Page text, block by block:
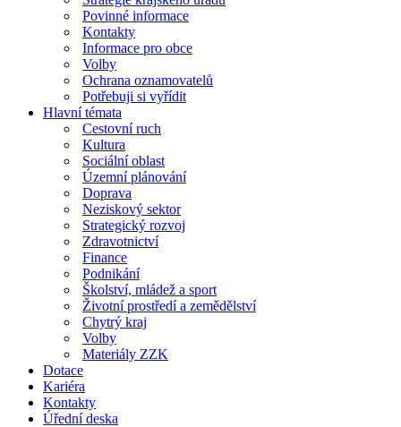
Povinné informace
Kontakty
Informace pro obce
Volby
Ochrana oznamovatelů
Potřebuji si vyřídit
Hlavní témata
Cestovní ruch
Kultura
Sociální oblast
Územní plánování
Doprava
Neziskový sektor
Strategický rozvoj
Zdravotnictví
Finance
Podnikání
Školství, mládež a sport
Životní prostředí a zemědělství
Chytrý kraj
Volby
Materiály ZZK
Dotace
Kariéra
Kontakty
Úřední deska